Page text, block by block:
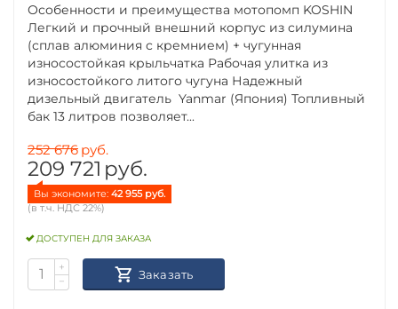
Особенности и преимущества мотопомп KOSHIN
Легкий и прочный внешний корпус из силумина
(сплав алюминия с кремнием) + чугунная
износостойкая крыльчатка Рабочая улитка из
износостойкого литого чугуна Надежный
дизельный двигатель Yanmar (Япония) Топливный
бак 13 литров позволяет...
252 676 руб.
209 721 руб.
Вы экономите: 42 955 руб.
(в т.ч. НДС 22%)
ДОСТУПЕН ДЛЯ ЗАКАЗА
+
−
Заказать